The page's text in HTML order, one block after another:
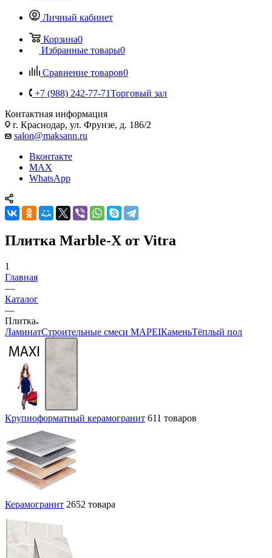
Личный кабинет
Корзина0
Избранные товары0
Сравнение товаров0
+7 (988) 242-77-71Торговый зал
Контактная информация
г. Краснодар, ул. Фрунзе, д. 186/2
salon@maksann.ru
Вконтакте
MAX
WhatsApp
Плитка Marble-X от Vitra
1
Главная
—
Каталог
—
Плитка
ЛаминатСтроительные смеси MAPEIКаменьТёплый пол
Крупноформатный керамогранит 611 товаров
Керамогранит 2652 товара